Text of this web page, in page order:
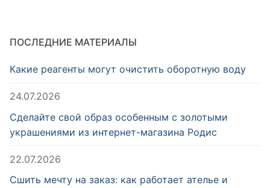
ПОСЛЕДНИЕ МАТЕРИАЛЫ
Какие реагенты могут очистить оборотную воду
24.07.2026
Сделайте свой образ особенным с золотыми
украшениями из интернет-магазина Родис
22.07.2026
Сшить мечту на заказ: как работает ателье и